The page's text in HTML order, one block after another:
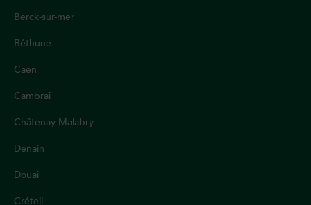
Berck-sur-mer
Béthune
Caen
Cambrai
Châtenay Malabry
Denain
Douai
Créteil